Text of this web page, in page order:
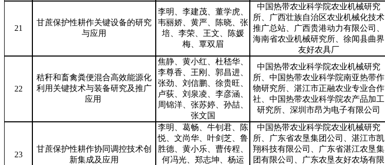
21
甘蔗保护性耕作关键设备的研究
与应用
李明、李建茂、董学虎、
韦丽娇、黄严、陈晓、张
培、李荣、王文、陈媛
梅、覃双眉
中国热带农业科学院农业机械研究
所、广西壮族自治区农业机械化技术
推广总站、广西贵港动力有限公司、
海南省农业机械研究所、徐闻县曲界
友好农具厂
22
秸秆和畜禽粪便混合高效能源化
利用关键技术与装备研究及推广
应用
焦静、黄小红、杜嵇华、
李尊香、王刚、郭昌进、
张劲、刘信鹏、徐贵旺、
卢荻、刘泉凌、李彦涵、
周锦洋、张苏婷、孙喆、
张文国
中国热带农业科学院农业机械研究
所、中国热带农业科学院南亚热带作
物研究所、湛江市正融农业专业合作
社、中国热带农业科学院农产品加工
研究所、深圳市昂为电子有限公司
23
甘蔗保护性耕作协同调控技术创
新集成及应用
李明、葛畅、牛钊君、陈
悦、文尚华、叶剑芝、鲁
胜德、黄小乐、曹传程、
何冯光、郑志坤、杨运
中国热带农业科学院农业机械研究
所、广东省农垦集团公司、湛江市凯
翔科技有限公司、广东省湛江农垦集
团有限公司、广东农垦友好农场有限